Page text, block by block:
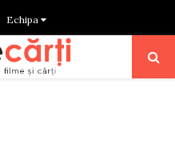
Echipa